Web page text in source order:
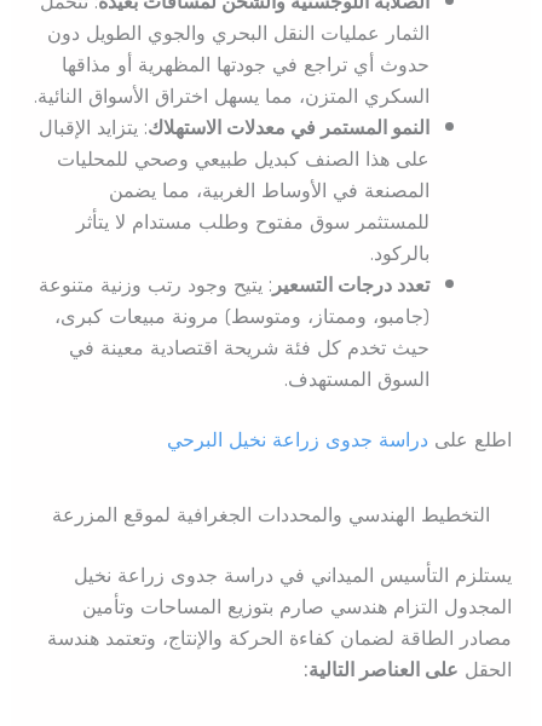
الثمار عمليات النقل البحري والجوي الطويل دون
حدوث أي تراجع في جودتها المظهرية أو مذاقها
السكري المتزن، مما يسهل اختراق الأسواق النائية.
النمو المستمر في معدلات الاستهلاك: يتزايد الإقبال
على هذا الصنف كبديل طبيعي وصحي للمحليات
المصنعة في الأوساط الغربية، مما يضمن
للمستثمر سوق مفتوح وطلب مستدام لا يتأثر
بالركود.
تعدد درجات التسعير: يتيح وجود رتب وزنية متنوعة
(جامبو، وممتاز، ومتوسط) مرونة مبيعات كبرى،
حيث تخدم كل فئة شريحة اقتصادية معينة في
السوق المستهدف.
اطلع على دراسة جدوى زراعة نخيل البرحي
التخطيط الهندسي والمحددات الجغرافية لموقع المزرعة
يستلزم التأسيس الميداني في دراسة جدوى زراعة نخيل
المجدول التزام هندسي صارم بتوزيع المساحات وتأمين
مصادر الطاقة لضمان كفاءة الحركة والإنتاج، وتعتمد هندسة
الحقل على العناصر التالية: